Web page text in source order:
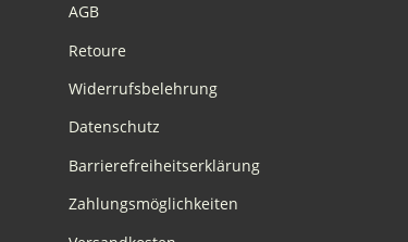
AGB
Retoure
Widerrufsbelehrung
Datenschutz
Barrierefreiheitserklärung
Zahlungsmöglichkeiten